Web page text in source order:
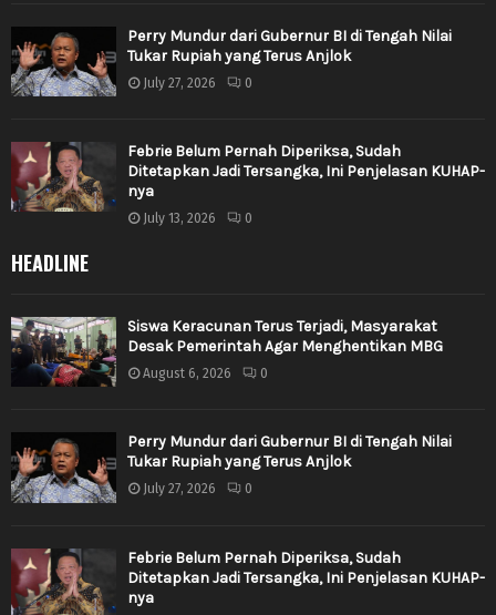
Perry Mundur dari Gubernur BI di Tengah Nilai
Tukar Rupiah yang Terus Anjlok
July 27, 2026 0
Febrie Belum Pernah Diperiksa, Sudah
Ditetapkan Jadi Tersangka, Ini Penjelasan KUHAP-
nya
July 13, 2026 0
HEADLINE
Siswa Keracunan Terus Terjadi, Masyarakat
Desak Pemerintah Agar Menghentikan MBG
August 6, 2026 0
Perry Mundur dari Gubernur BI di Tengah Nilai
Tukar Rupiah yang Terus Anjlok
July 27, 2026 0
Febrie Belum Pernah Diperiksa, Sudah
Ditetapkan Jadi Tersangka, Ini Penjelasan KUHAP-
nya